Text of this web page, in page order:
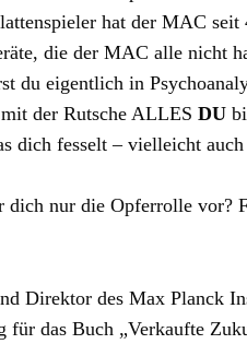
hat der MAC seit
die der MAC alle nicht
du eigentlich in
mit der Rutsche ALLESDU
dich fesselt – vielleicht
nur die Opferrolle vor?
Direktor des Max Planck
für das Buch „Verkaufte